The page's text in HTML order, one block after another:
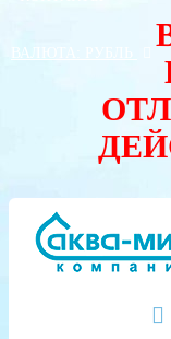
ВАЛЮТА: